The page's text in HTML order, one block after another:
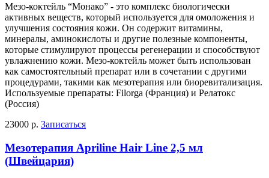
Мезо-коктейль “Монако” - это комплекс биологически
активных веществ, который используется для омоложения и
улучшения состояния кожи. Он содержит витамины,
минералы, аминокислоты и другие полезные компоненты,
которые стимулируют процессы регенерации и способствуют
увлажнению кожи. Мезо-коктейль может быть использован
как самостоятельный препарат или в сочетании с другими
процедурами, такими как мезотерапия или биоревитализация.
Используемые препараты: Filorga (Франция) и Релатокс
(Россия)
23000 р. Записаться
Мезотерапия Apriline Hair Line 2,5 мл
(Швейцария)